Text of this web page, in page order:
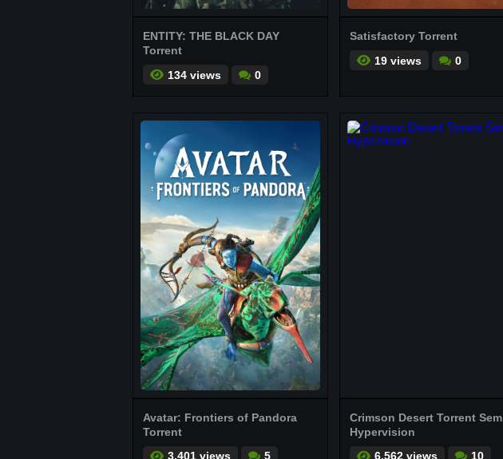
ENTITY: THE BLACK DAY
Torrent
134 views
0
Satisfactory Torrent
19 views
0
Avatar: Frontiers of Pandora
Torrent
3.401 views
5
Crimson Desert Torrent Sem
Hypervision
6.562 views
10